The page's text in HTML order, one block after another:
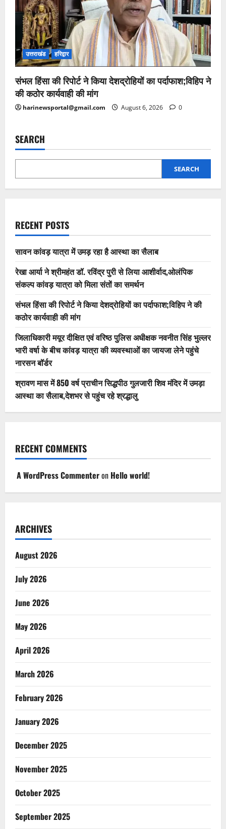
उत्तराखंड हरिद्वार
संभल हिंसा की रिपोर्ट ने किया देशद्रोहियों का पर्दाफाश;विहिप ने
की कठोर कार्यवाही की मांग
harinewsportal@gmail.com August 6, 2026 0
SEARCH
SEARCH
RECENT POSTS
सावन कांवड़ यात्रा में उमड़ रहा है आस्था का सैलाब
रेखा आर्या ने श्रीमहंत डॉ. रविंद्र पुरी से लिया आशीर्वाद,ओलंपिक
संकल्प कांवड़ यात्रा को मिला संतों का समर्थन
संभल हिंसा की रिपोर्ट ने किया देशद्रोहियों का पर्दाफाश;विहिप ने की
कठोर कार्यवाही की मांग
जिलाधिकारी मयूर दीक्षित एवं वरिष्ठ पुलिस अधीक्षक नवनीत सिंह भुल्लर
भारी वर्षा के बीच कांवड़ यात्रा की व्यवस्थाओं का जायजा लेने पहुंचे
नारसन बॉर्डर
श्रावण मास में 850 वर्ष प्राचीन सिद्धपीठ गुलजारी शिव मंदिर में उमड़ा
आस्था का सैलाब,देशभर से पहुंच रहे श्रद्धालु
RECENT COMMENTS
A WordPress Commenteron Hello world!
ARCHIVES
August 2026
July 2026
June 2026
May 2026
April 2026
March 2026
February 2026
January 2026
December 2025
November 2025
October 2025
September 2025